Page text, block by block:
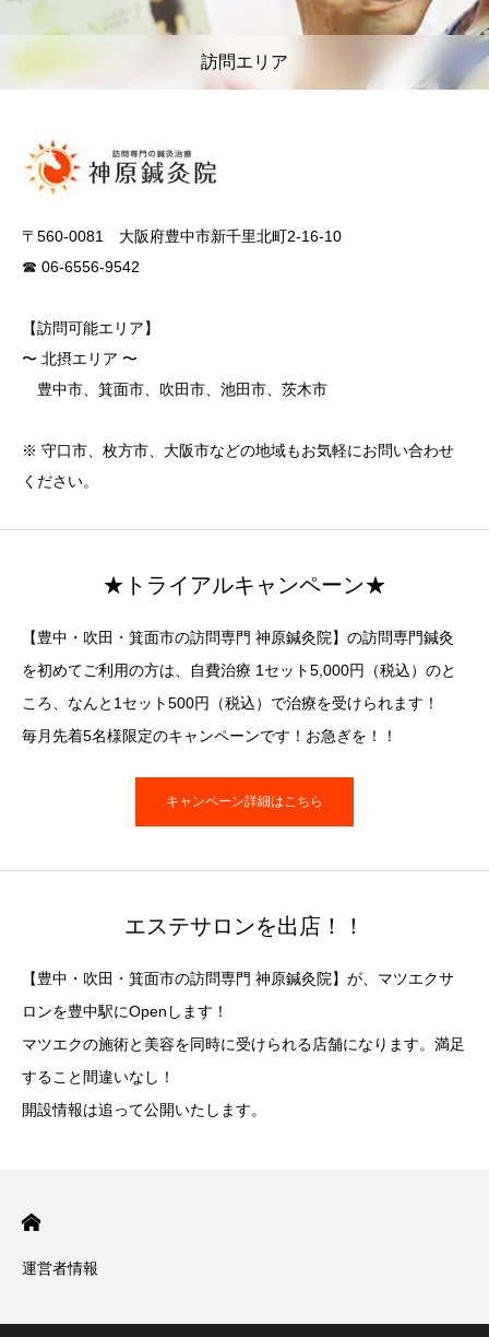
訪問エリア
〒560-0081 大阪府豊中市新千里北町2-16-10
☎ 06-6556-9542
【訪問可能エリア】
〜 北摂エリア 〜
豊中市、箕面市、吹田市、池田市、茨木市
※ 守口市、枚方市、大阪市などの地域もお気軽にお問い合わせ
ください。
★トライアルキャンペーン★
【豊中・吹田・箕面市の訪問専門 神原鍼灸院】の訪問専門鍼灸
を初めてご利用の方は、自費治療 1セット5,000円（税込）のと
ころ、なんと1セット500円（税込）で治療を受けられます！
毎月先着5名様限定のキャンペーンです！お急ぎを！！
キャンペーン詳細はこちら
エステサロンを出店！！
【豊中・吹田・箕面市の訪問専門 神原鍼灸院】が、マツエクサ
ロンを豊中駅にOpenします！
マツエクの施術と美容を同時に受けられる店舗になります。満足
すること間違いなし！
開設情報は追って公開いたします。
運営者情報